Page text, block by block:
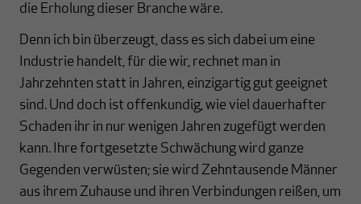
die Erholung dieser Branche wäre.
Denn ich bin überzeugt, dass es sich dabei um eine
Industrie handelt, für die wir, rechnet man in
Jahrzehnten statt in Jahren, einzigartig gut geeignet
sind. Und doch ist offenkundig, wie viel dauerhafter
Schaden ihr in nur wenigen Jahren zugefügt werden
kann. Ihre fortgesetzte Schwächung wird ganze
Gegenden verwüsten; sie wird Zehntausende Männer
aus ihrem Zuhause und ihren Verbindungen reißen, um